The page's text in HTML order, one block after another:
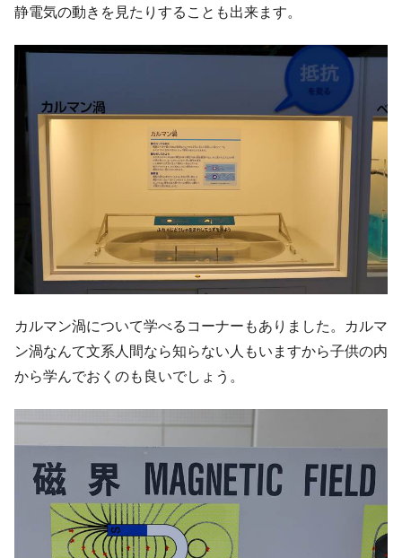
静電気の動きを見たりすることも出来ます。
カルマン渦について学べるコーナーもありました。カルマ
ン渦なんて文系人間なら知らない人もいますから子供の内
から学んでおくのも良いでしょう。